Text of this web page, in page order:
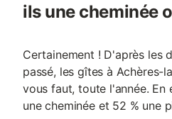
ils une cheminée
Certainement ! D'après les
passé, les gîtes à Achères-
vous faut, toute l'année. En
une cheminée et 52 % une